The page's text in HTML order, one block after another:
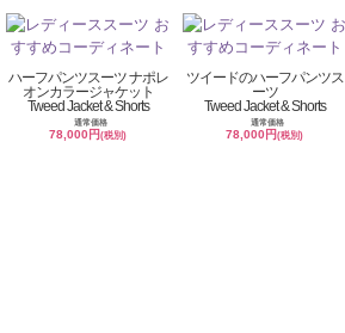
ハーフパンツスーツ ナポレ
オンカラージャケット
Tweed Jacket & Shorts
通常価格
78,000円(税別)
ツイードのハーフパンツス
ーツ
Tweed Jacket & Shorts
通常価格
78,000円(税別)